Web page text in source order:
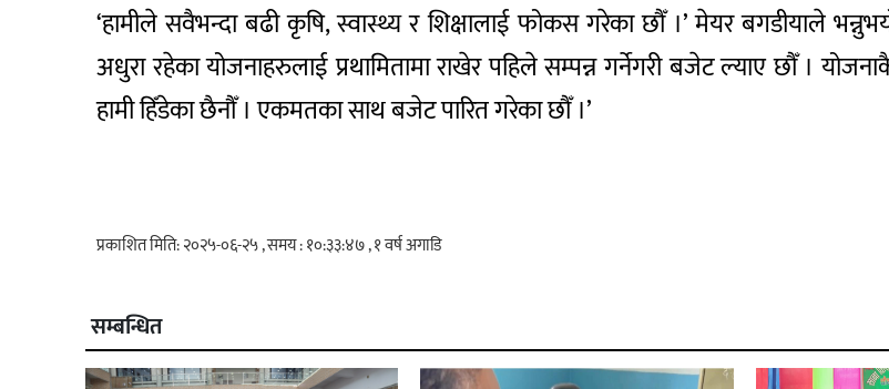
‘हामीले सवैभन्दा बढी कृषि, स्वास्थ्य र शिक्षालाई फोकस गरेका छौँ ।’ मेयर बगडीयाले
अधुरा रहेका योजनाहरुलाई प्रथामितामा राखेर पहिले सम्पन्न गर्नेगरी बजेट ल्याए छौँ ।
हामी हिँडेका छैनौँ । एकमतका साथ बजेट पारित गरेका छौँ ।’
प्रकाशित मिति: २०२५-०६-२५ , समय : १०:३३:४७ , १ वर्ष अगाडि
सम्बन्धित